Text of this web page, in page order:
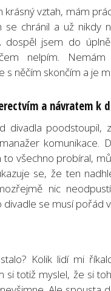
krásný vztah, mám
se chránil a už nikdy
jsem do
nelpím. Nemám
s něčím skončím a je
a návratem k
divadla poodstoupil,
komunikace.
všechno probíral,
se, že ten
nic
divadle se musí pořád
Kolik lidí mi
si totiž myslel, že si